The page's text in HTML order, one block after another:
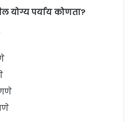
योग्य पर्याय कोणता?